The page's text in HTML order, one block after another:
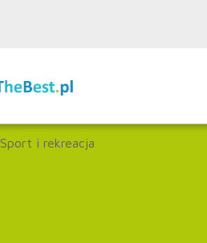
Sport i rekreacja